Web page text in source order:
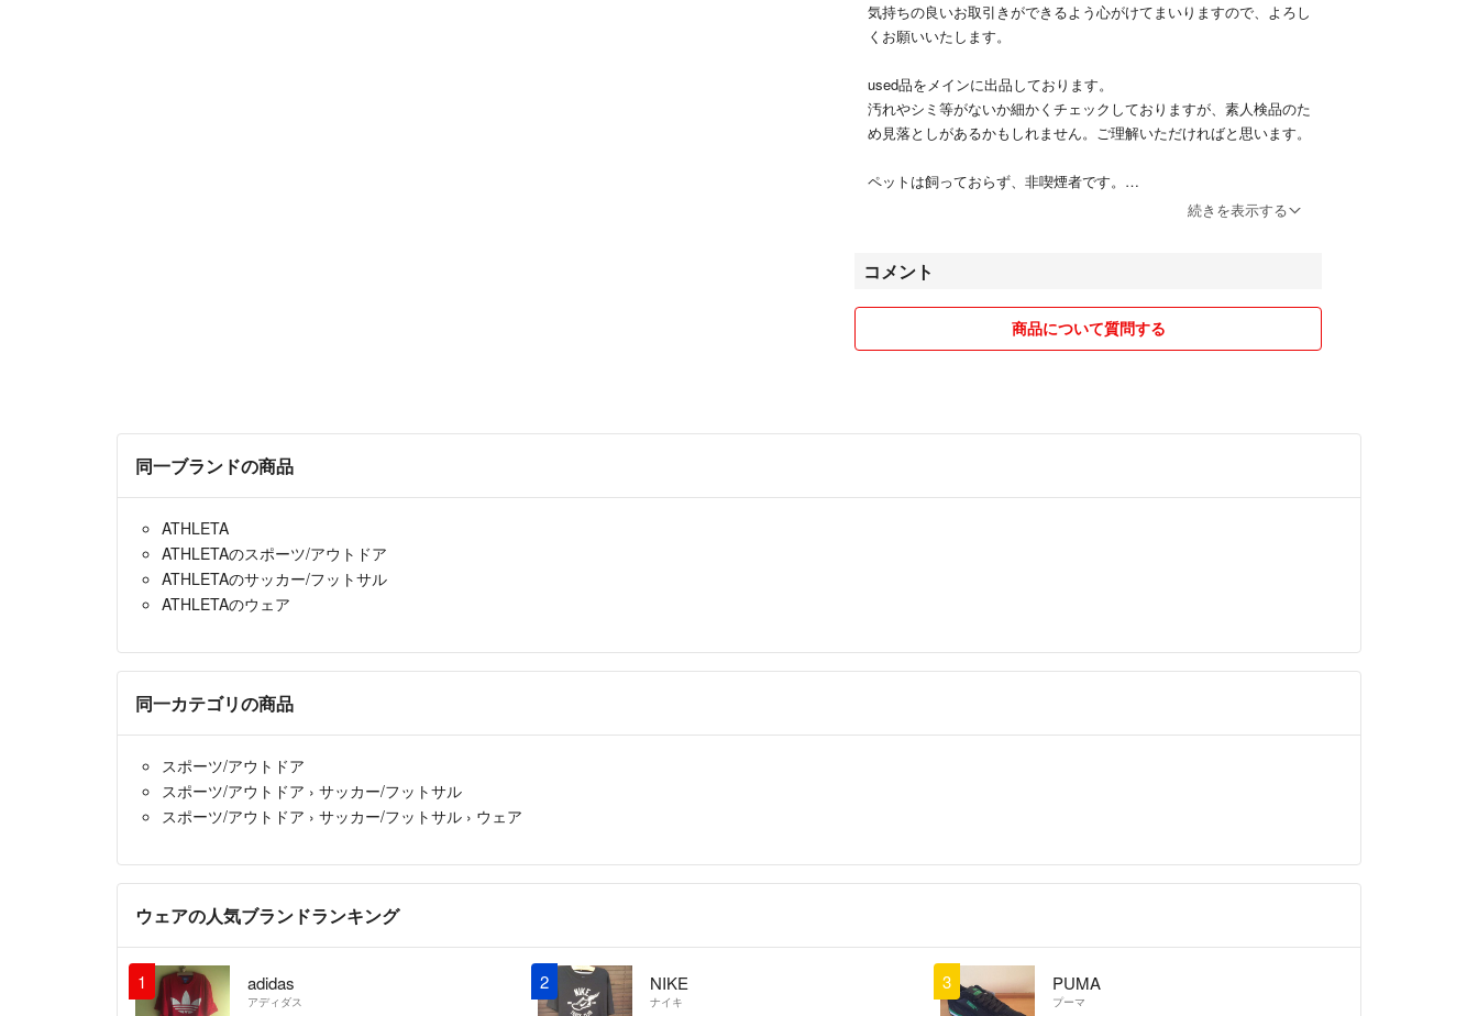
気持ちの良いお取引きができるよう心がけてまいりますので、よろし
くお願いいたします。
used品をメインに出品しております。
汚れやシミ等がないか細かくチェックしておりますが、素人検品のた
め見落としがあるかもしれません。ご理解いただければと思います。
ペットは飼っておらず、非喫煙者です。
続きを表示する
コメント
商品について質問する
同一ブランドの商品
ATHLETA
ATHLETAのスポーツ/アウトドア
ATHLETAのサッカー/フットサル
ATHLETAのウェア
同一カテゴリの商品
スポーツ/アウトドア
スポーツ/アウトドア › サッカー/フットサル
スポーツ/アウトドア › サッカー/フットサル › ウェア
ウェアの人気ブランドランキング
1 adidas
アディダス
2 NIKE
ナイキ
3 PUMA
プーマ